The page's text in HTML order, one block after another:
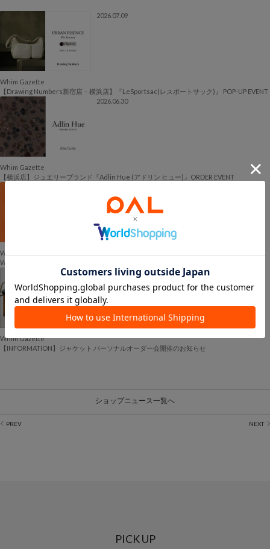
2026.07.09
Whim Gazette
【Drawing Numbers新宿店・横浜店】『LeSportsac(レスポートサック)』 POP-UP EVENT
2026.06.30
Whim Gazette
【横浜店】ジュエリーブランド『Adlin Hue (アドリン ヒュー)』ORDER EVENT
Whim Gazette
Whim Gazette SUMMER SALE 各店舗のセール日程
2026.06.12
Whim Gazette
【INFORMATION】ジャケット パーソナルオーダー会開催のお知らせ
ショップニュース一覧へ
PICK UP